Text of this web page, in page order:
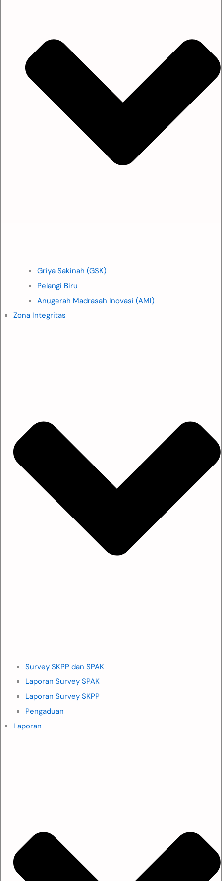
Griya Sakinah (GSK)
Pelangi Biru
Anugerah Madrasah Inovasi (AMI)
Zona Integritas
Survey SKPP dan SPAK
Laporan Survey SPAK
Laporan Survey SKPP
Pengaduan
Laporan